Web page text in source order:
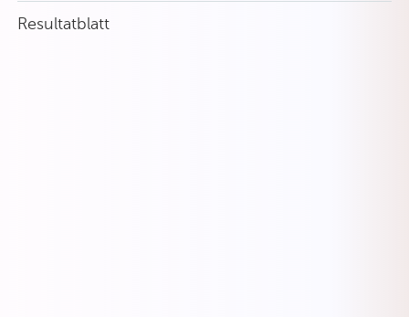
Resultatblatt